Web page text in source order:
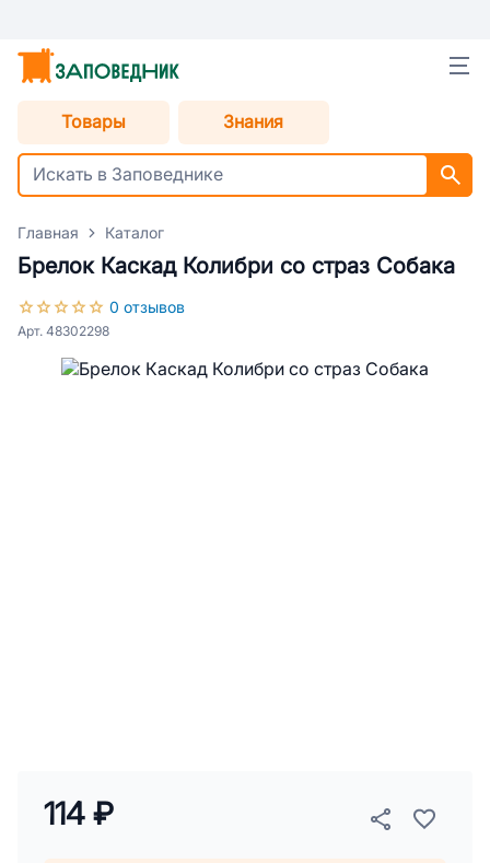
Товары Знания
Главная Каталог
Брелок Каскад Колибри со страз Собака
0 отзывов
Арт. 48302298
114 ₽